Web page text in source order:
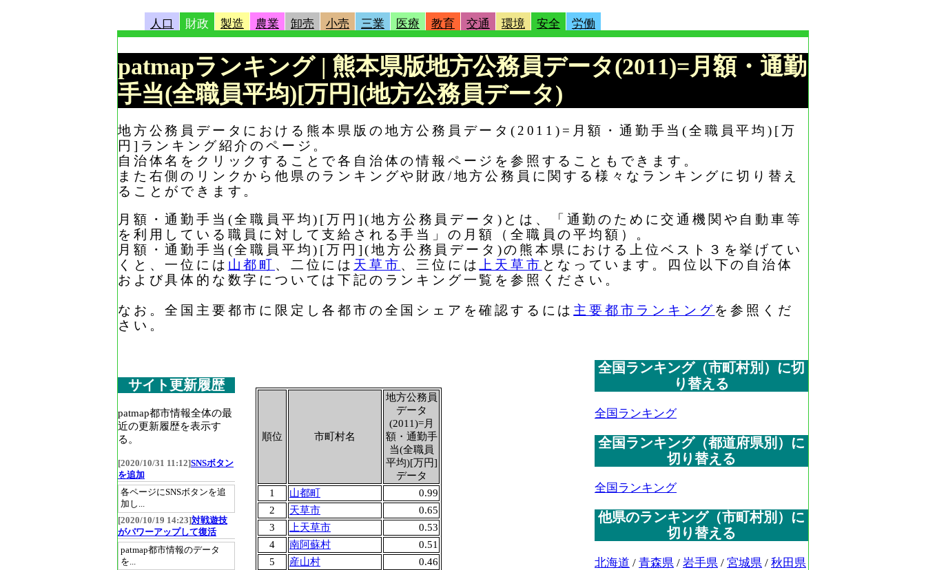
人口 財政 製造 農業 卸売 小売 三業 医療 教育 交通 環境 安全 労働
patmapランキング | 熊本県版地方公務員データ(2011)=月額・通勤
手当(全職員平均)[万円](地方公務員データ)
地方公務員データにおける熊本県版の地方公務員データ(2011)=月額・通勤手当(全職員平均)[万
円]ランキング紹介のページ。
自治体名をクリックすることで各自治体の情報ページを参照することもできます。
また右側のリンクから他県のランキングや財政/地方公務員に関する様々なランキングに切り替え
ることができます。
月額・通勤手当(全職員平均)[万円](地方公務員データ)とは、「通勤のために交通機関や自動車等
を利用している職員に対して支給される手当」の月額（全職員の平均額）。
月額・通勤手当(全職員平均)[万円](地方公務員データ)の熊本県における上位ベスト３を挙げてい
くと、一位には 山都町 、二位には 天草市 、三位には上天草市 となっています。四位以下の自治体
および具体的な数字については下記のランキング一覧を参照ください。
なお。全国主要都市に限定し各都市の全国シェアを確認するには 主要都市ランキングを参照くだ
さい。
順位 市町村名
地方公務員
データ
(2011)=月
額・通勤手
当(全職員
平均)[万円]
データ
1
山都町
0.99
2
天草市
0.65
3
上天草市
0.53
4
南阿蘇村
0.51
5
産山村
0.46
サイト更新履歴
patmap都市情報全体の最
近の更新履歴を表示す
る。
[2020/10/31 11:12]SNSボタン
を追加
各ページにSNSボタンを追
加し...
[2020/10/19 14:23]対戦遊技
がパワーアップして復活
patmap都市情報のデータ
を...
全国ランキング（市町村別）に切
り替える
全国ランキング
全国ランキング（都道府県別）に
切り替える
全国ランキング
他県のランキング（市町村別）に
切り替える
北海道 / 青森県 / 岩手県 / 宮城県 / 秋田県